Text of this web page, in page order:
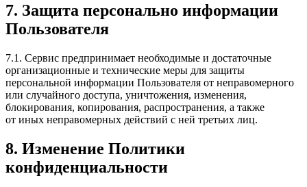
7. Защита персонально информации
Пользователя
7.1. Сервис предпринимает необходимые и достаточные
организационные и технические меры для защиты
персональной информации Пользователя от неправомерного
или случайного доступа, уничтожения, изменения,
блокирования, копирования, распространения, а также
от иных неправомерных действий с ней третьих лиц.
8. Изменение Политики
конфиденциальности